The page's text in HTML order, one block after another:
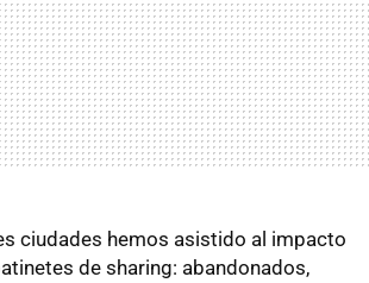
ciudades hemos asistido al impacto
de sharing: abandonados,